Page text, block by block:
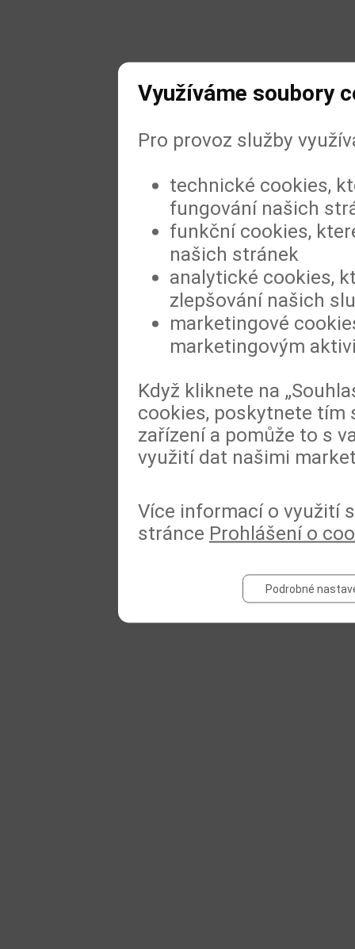
Využíváme soubory
Pro provoz služby
technické cookies,
fungování našich
funkční cookies,
našich stránek
analytické cookies,
zlepšování našich
marketingové
marketingovým
Když kliknete na
cookies, poskytnete tím
zařízení a pomůže to s
využití dat našimi
Více informací o využití
stránce Prohlášení o
Podrobné